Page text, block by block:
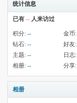
统计信息
已有 -- 人来访过
积分: -- 金币:
钻石: -- 好友:
主题: -- 日志:
相册: -- 分享:
相册